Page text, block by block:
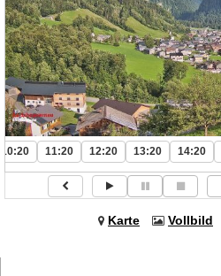
10:20 11:20 12:20 13:20 14:20
Karte Vollbild